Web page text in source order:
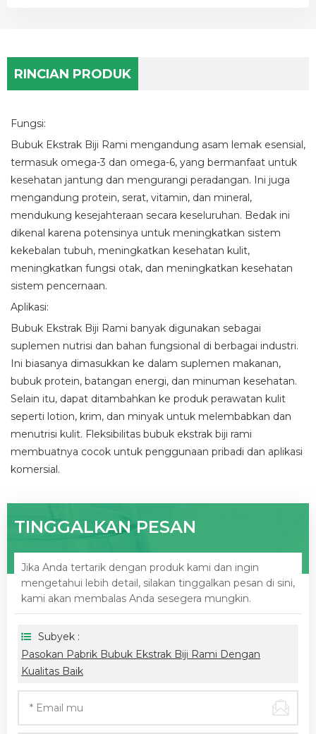
RINCIAN PRODUK
Fungsi:
Bubuk Ekstrak Biji Rami mengandung asam lemak esensial,
termasuk omega-3 dan omega-6, yang bermanfaat untuk
kesehatan jantung dan mengurangi peradangan. Ini juga
mengandung protein, serat, vitamin, dan mineral,
mendukung kesejahteraan secara keseluruhan. Bedak ini
dikenal karena potensinya untuk meningkatkan sistem
kekebalan tubuh, meningkatkan kesehatan kulit,
meningkatkan fungsi otak, dan meningkatkan kesehatan
sistem pencernaan.
Aplikasi:
Bubuk Ekstrak Biji Rami banyak digunakan sebagai
suplemen nutrisi dan bahan fungsional di berbagai industri.
Ini biasanya dimasukkan ke dalam suplemen makanan,
bubuk protein, batangan energi, dan minuman kesehatan.
Selain itu, dapat ditambahkan ke produk perawatan kulit
seperti lotion, krim, dan minyak untuk melembabkan dan
menutrisi kulit. Fleksibilitas bubuk ekstrak biji rami
membuatnya cocok untuk penggunaan pribadi dan aplikasi
komersial.
TINGGALKAN PESAN
Jika Anda tertarik dengan produk kami dan ingin
mengetahui lebih detail, silakan tinggalkan pesan di sini,
kami akan membalas Anda sesegera mungkin.
Subyek :
Pasokan Pabrik Bubuk Ekstrak Biji Rami Dengan
Kualitas Baik